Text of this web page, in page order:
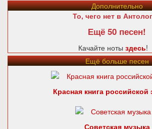
Дополнительно
То, чего нет в
Ещё 50 песен!
Качайте ноты здесь!
Ещё больше песен
Красная книга российской
Советская музыка